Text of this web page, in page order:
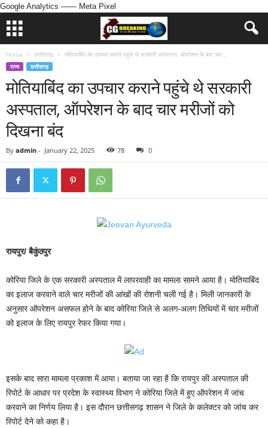
Google Analytics —— Meta Pixel
Home छत्तीसगढ़ मोतियाबिंद का उपचार कराने पहुंचे थे सरकारी अस्पताल, ऑपरेशन के बाद चार...
राज्य छत्तीसगढ़
मोतियाबिंद का उपचार कराने पहुंचे थे सरकारी
अस्पताल, ऑपरेशन के बाद चार मरीजों को
दिखना बंद
By admin - January 22, 2025 78 0
रायपुर/ बैकुंठपुर
कोरिया जिले के एक सरकारी अस्पताल में लापरवाही का मामला सामने आया है। मोतियाबिंद
का इलाज करवाने वाले चार मरीजों की आंखों की रोशनी चली गई है। मिली जानकारी के
अनुसार ऑपरेशन असफल होने के बाद कोरिया जिले से अलग-अलग तिथियों में चार मरीजों
को इलाज के लिए रायपुर रेफर किया गया।
इसके बाद सारा मामला प्रकाश में आया। बताया जा रहा है कि रायपुर की अस्पताल की
रिपोर्ट के आधार पर प्रदेश के स्वास्थ्य विभाग ने कोरिया जिले में हुए ऑपरेशन में जांच
करवाने का निर्णय लिया है। इस दौरान छत्तीसगढ़ शासन ने जिले के कलेक्टर को जांच कर
रिपोर्ट देने को कहा है।